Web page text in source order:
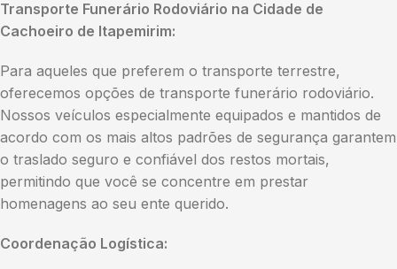
Transporte Funerário Rodoviário na Cidade de
Cachoeiro de Itapemirim:
Para aqueles que preferem o transporte terrestre,
oferecemos opções de transporte funerário rodoviário.
Nossos veículos especialmente equipados e mantidos de
acordo com os mais altos padrões de segurança garantem
o traslado seguro e confiável dos restos mortais,
permitindo que você se concentre em prestar
homenagens ao seu ente querido.
Coordenação Logística: